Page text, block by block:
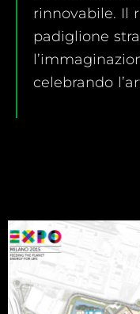
rinnovabile. Il
padiglione
celebrando